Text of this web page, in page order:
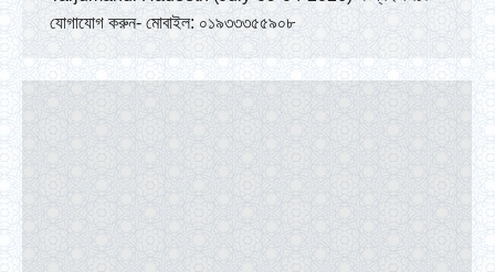
যোগাযোগ করুন- মোবাইল: ০১৯৩৩৩৫৫৯০৮